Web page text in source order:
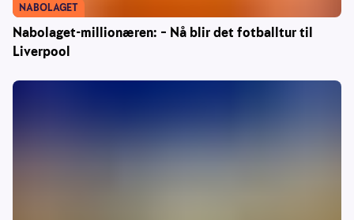
Nabolaget-millionæren: – Nå blir det fotballtur til
Liverpool
NABOLAGET